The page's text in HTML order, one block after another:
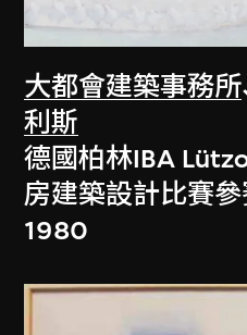
大都會建築事務所
利斯
德國柏林IBA
房建築設計比賽參
1980